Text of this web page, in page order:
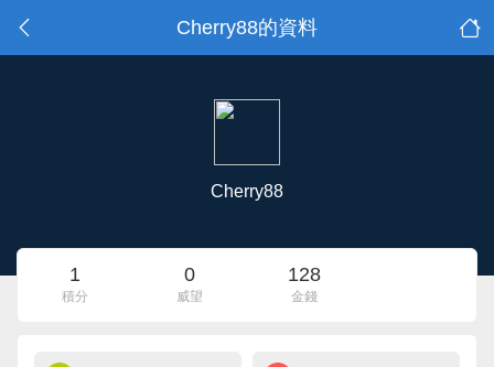
Cherry88的資料
Cherry88
1
積分
0
威望
128
金錢